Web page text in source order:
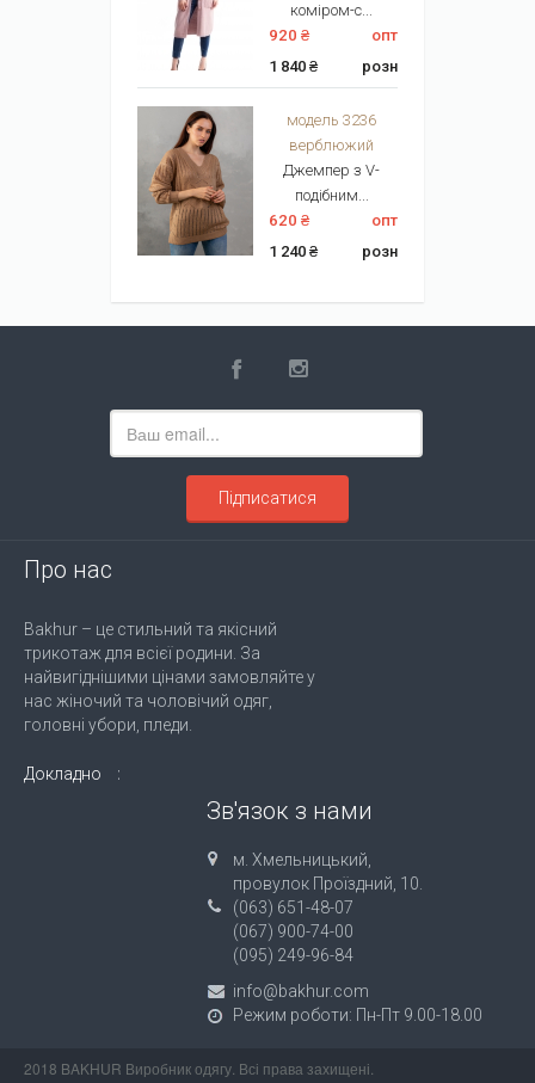
коміром-с...
920 ₴
опт
1 840 ₴
розн
модель 3236
верблюжий
Джемпер з V-
подібним...
620 ₴
опт
1 240 ₴
розн
Підписатися
Про нас
Bakhur – це стильний та якісний
трикотаж для всієї родини. За
найвигіднішими цінами замовляйте у
нас жіночий та чоловічий одяг,
головні убори, пледи.
Докладно
Зв'язок з нами
м. Хмельницький,
провулок Проїздний, 10.
(063) 651-48-07
(067) 900-74-00
(095) 249-96-84
info@bakhur.com
Режим роботи: Пн-Пт 9.00-18.00
2018 BAKHUR Виробник одягу. Всі права захищені.